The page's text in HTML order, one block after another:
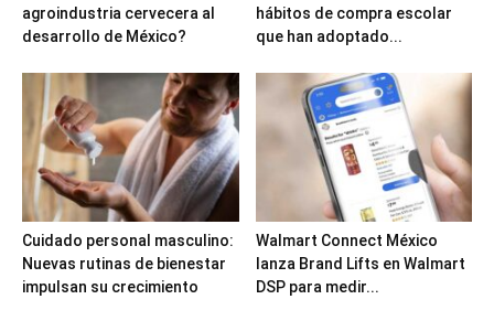
agroindustria cervecera al
desarrollo de México?
hábitos de compra escolar
que han adoptado...
Cuidado personal masculino:
Nuevas rutinas de bienestar
impulsan su crecimiento
Walmart Connect México
lanza Brand Lifts en Walmart
DSP para medir...